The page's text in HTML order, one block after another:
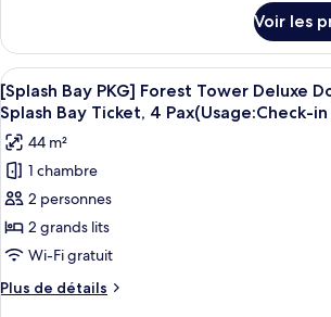
PKG]
Forest
Tower
Deluxe
King
+
Splash
Bay
Ticket,
4
Pax
le
type
de
chambre
[Splash
Bay
PKG]
Forest
Tower
Deluxe
Splash
Bay
Voir les
Afficher
toutes
les
photos
pour
ce
type
de
chambre :
[Splash
Une
6
[Splash Bay PKG] Forest Tower Deluxe
Splash Bay Ticket, 4 Pax(Usage:Check-
44 m²
1 chambre
2 personnes
2 grands lits
Wi-Fi gratuit
Plus de détails
Plus